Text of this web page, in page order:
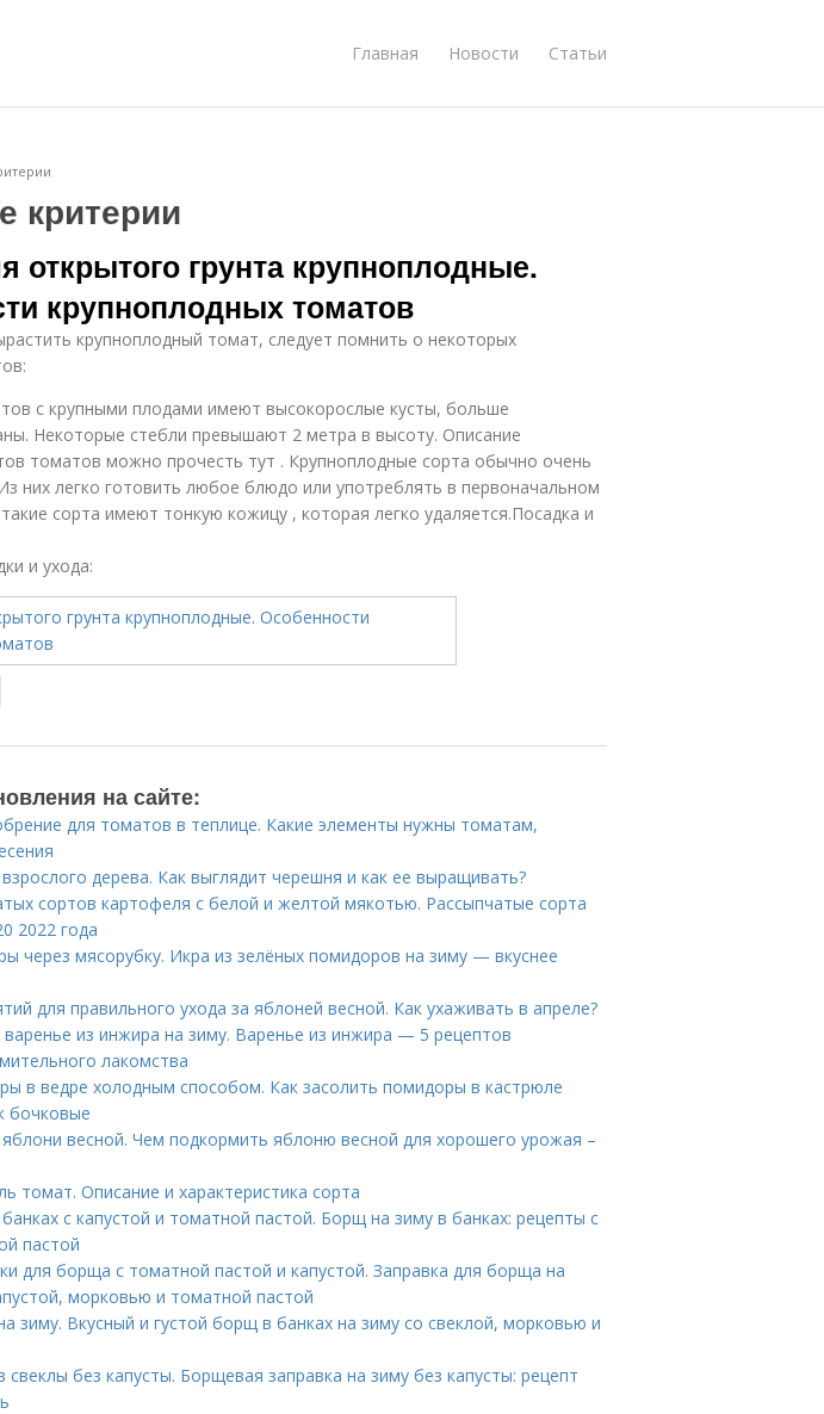
Главная Новости Статьи
критерии
открытого грунта крупноплодные.
крупноплодных томатов
крупноплодный томат, следует помнить о некоторых
с крупными плодами имеют высокорослые кусты, больше
Некоторые стебли превышают 2 метра в высоту. Описание
томатов можно прочесть тут . Крупноплодные сорта обычно очень
них легко готовить любое блюдо или употреблять в первоначальном
сорта имеют тонкую кожицу , которая легко удаляется.Посадка и
и ухода:
на сайте:
для томатов в теплице. Какие элементы нужны томатам,
дерева. Как выглядит черешня и как ее выращивать?
сортов картофеля с белой и желтой мякотью. Рассыпчатые сорта
2022 года
через мясорубку. Икра из зелёных помидоров на зиму — вкуснее
для правильного ухода за яблоней весной. Как ухаживать в апреле?
варенье из инжира на зиму. Варенье из инжира — 5 рецептов
лакомства
в ведре холодным способом. Как засолить помидоры в кастрюле
бочковые
весной. Чем подкормить яблоню весной для хорошего урожая –
томат. Описание и характеристика сорта
с капустой и томатной пастой. Борщ на зиму в банках: рецепты с
пастой
для борща с томатной пастой и капустой. Заправка для борща на
морковью и томатной пастой
зиму. Вкусный и густой борщ в банках на зиму со свеклой, морковью и
без капусты. Борщевая заправка на зиму без капусты: рецепт